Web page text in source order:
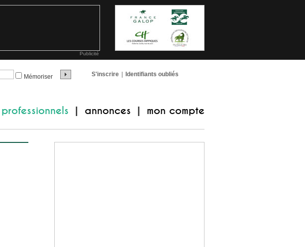
Publicité
Mémoriser S'inscrire Identifiants oubliés
professionnels annonces mon compte